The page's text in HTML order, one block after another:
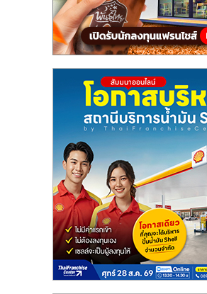
ไชส์,
รวม
ไชส์
ขาย
แฟ